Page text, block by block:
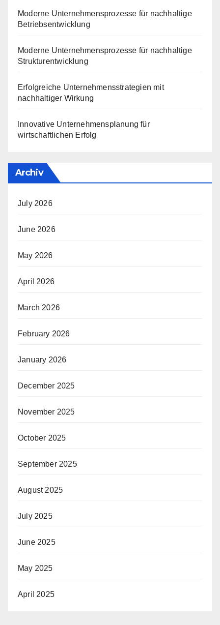
Moderne Unternehmensprozesse für nachhaltige
Betriebsentwicklung
Moderne Unternehmensprozesse für nachhaltige
Strukturentwicklung
Erfolgreiche Unternehmensstrategien mit
nachhaltiger Wirkung
Innovative Unternehmensplanung für
wirtschaftlichen Erfolg
Archiv
July 2026
June 2026
May 2026
April 2026
March 2026
February 2026
January 2026
December 2025
November 2025
October 2025
September 2025
August 2025
July 2025
June 2025
May 2025
April 2025